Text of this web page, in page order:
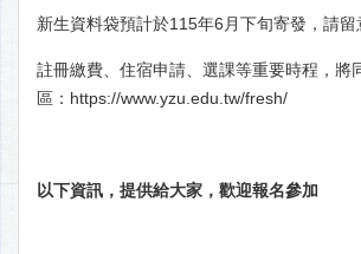
新生資料袋預計於115年6月下旬寄發，請留
註冊繳費、住宿申請、選課等重要時程，將
區： https://www.yzu.edu.tw/fresh/
以下資訊，提供給大家，歡迎報名參加